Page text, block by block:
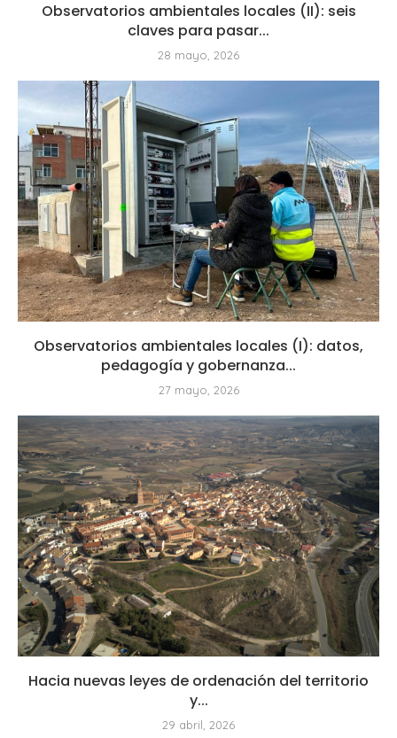
Observatorios ambientales locales (II): seis
claves para pasar...
28 mayo, 2026
Observatorios ambientales locales (I): datos,
pedagogía y gobernanza...
27 mayo, 2026
Hacia nuevas leyes de ordenación del territorio
y...
29 abril, 2026